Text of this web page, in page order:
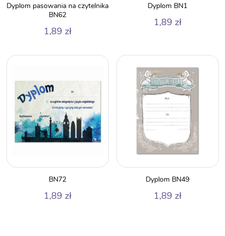
Dyplom pasowania na czytelnika
BN62
1,89 zł
Dyplom BN1
1,89 zł
BN72
1,89 zł
Dyplom BN49
1,89 zł